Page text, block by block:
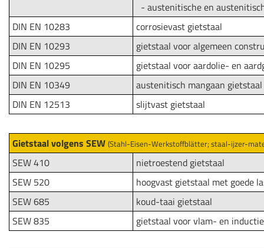
- austenitische en
DIN EN 10283
corrosievast gietstaal
DIN EN 10293
gietstaal voor algemeen
DIN EN 10295
gietstaal voor aardolie- en
DIN EN 10349
austenitisch mangaan gietstaal
DIN EN 12513
slijtvast gietstaal
Gietstaal volgens SEW (Stahl-Eisen-Werkstoffblätter; staal-ijzer-
SEW 410
nietroestend gietstaal
SEW 520
hoogvast gietstaal met goede
SEW 685
koud-taai gietstaal
SEW 835
gietstaal voor vlam- en